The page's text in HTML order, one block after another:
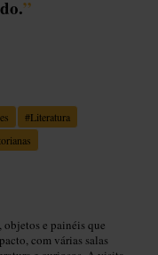
”
#Literatura
e painéis que
com várias salas